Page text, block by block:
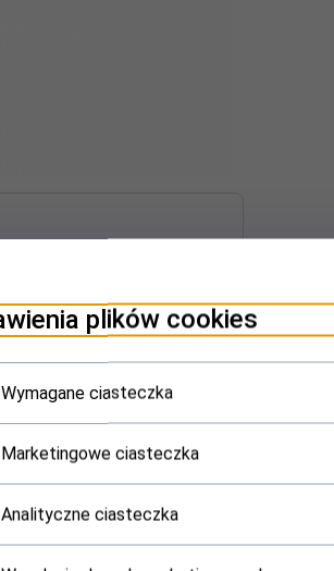
KLIENTÓW
z portem USB-C.
danych 480MB/s. Kabel został wykonany z
się znakomicie do ładowania
plików cookies
Wymagane ciasteczka
Marketingowe ciasteczka
Analityczne ciasteczka